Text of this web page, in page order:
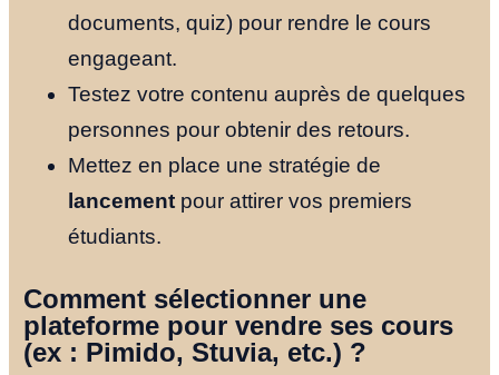
documents, quiz) pour rendre le cours
engageant.
Testez votre contenu auprès de quelques
personnes pour obtenir des retours.
Mettez en place une stratégie de
lancement pour attirer vos premiers
étudiants.
Comment sélectionner une
plateforme pour vendre ses cours
(ex : Pimido, Stuvia, etc.) ?